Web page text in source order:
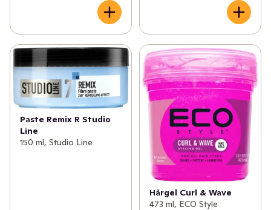
Paste Remix R Studio
Line
150 ml, Studio Line
Hårgel Curl & Wave
473 ml, ECO Style